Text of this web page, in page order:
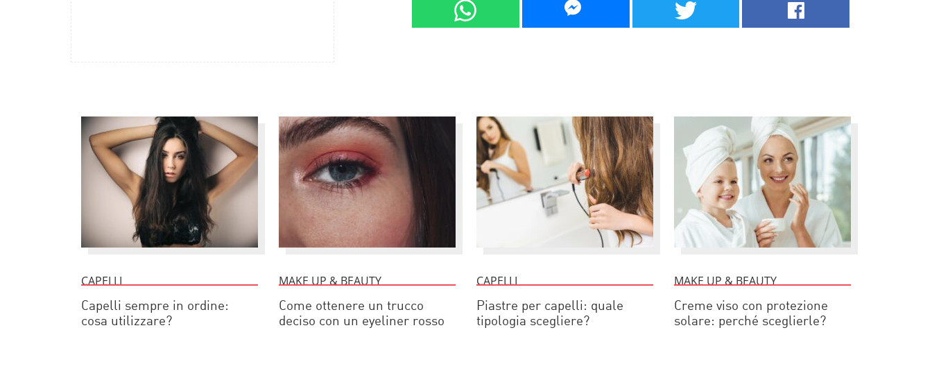
CAPELLI
Capelli sempre in ordine:
cosa utilizzare?
MAKE UP & BEAUTY
Come ottenere un trucco
deciso con un eyeliner rosso
CAPELLI
Piastre per capelli: quale
tipologia scegliere?
MAKE UP & BEAUTY
Creme viso con protezione
solare: perché sceglierle?